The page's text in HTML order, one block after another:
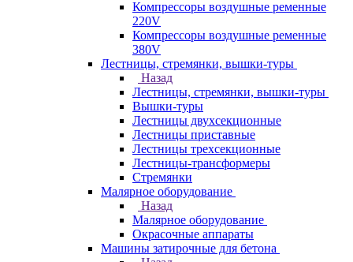
Компрессоры воздушные ременные
220V
Компрессоры воздушные ременные
380V
Лестницы, стремянки, вышки-туры
Назад
Лестницы, стремянки, вышки-туры
Вышки-туры
Лестницы двухсекционные
Лестницы приставные
Лестницы трехсекционные
Лестницы-трансформеры
Стремянки
Малярное оборудование
Назад
Малярное оборудование
Окрасочные аппараты
Машины затирочные для бетона